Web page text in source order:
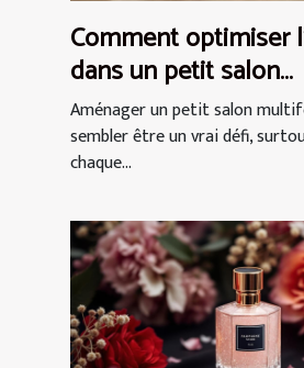
Comment optimiser
dans un petit salon
multifonctionnel ?
Aménager un petit salon
sembler être un vrai défi,
chaque...